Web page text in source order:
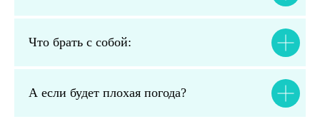
Что брать с собой:
А если будет плохая погода?